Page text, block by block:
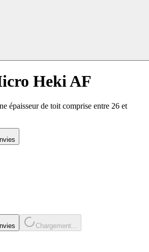
Heki AF
épaisseur de toit comprise entre 26 et
Chargement...